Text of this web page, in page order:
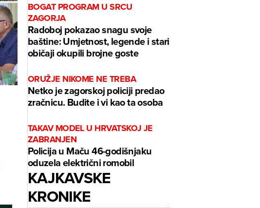
BOGAT PROGRAM U SRCU
ZAGORJA
Radoboj pokazao snagu svoje
baštine: Umjetnost, legende i stari
običaji okupili brojne goste
ORUŽJE NIKOME NE TREBA
Netko je zagorskoj policiji predao
zračnicu. Budite i vi kao ta osoba
TAKAV MODEL U HRVATSKOJ JE
ZABRANJEN
Policija u Maču 46-godišnjaku
oduzela električni romobil
KAJKAVSKE
KRONIKE